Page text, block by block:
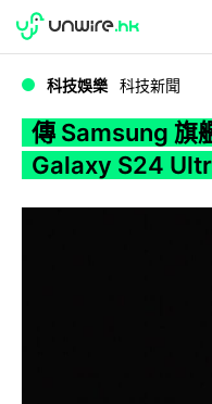
WWDC 2026
科技娛樂 科技新聞
傳 Samsung 旗
Galaxy S24